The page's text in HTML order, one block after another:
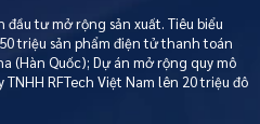
đầu tư mở rộng sản xuất. Tiêu biểu
triệu sản phẩm điện tử thanh toán
(Hàn Quốc); Dự án mở rộng quy mô
TNHH RFTech Việt Nam lên 20 triệu đô